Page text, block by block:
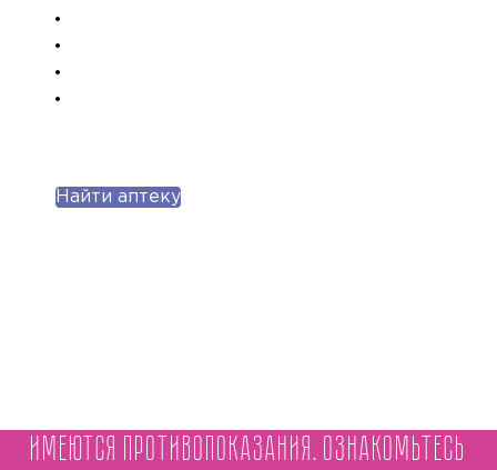
Найти аптеку
Имеются противопоказания. Ознакомьтесь